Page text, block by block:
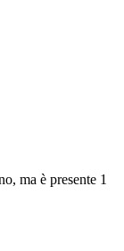
ma è presente 1